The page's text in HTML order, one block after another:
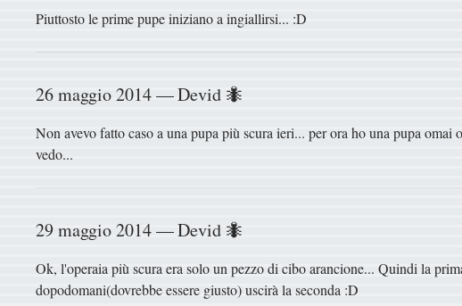
Piuttosto le prime pupe iniziano a ingiallirsi... :D
26 maggio 2014 — Devid 🐜
Non avevo fatto caso a una pupa più scura ieri... per ora ho una pupa
vedo...
29 maggio 2014 — Devid 🐜
Ok, l'operaia più scura era solo un pezzo di cibo arancione... Quindi la
dopodomani(dovrebbe essere giusto) uscirà la seconda :D